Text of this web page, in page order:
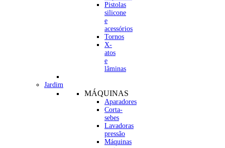
Pistolas
silicone
e
acessórios
Tornos
X-
atos
e
lâminas
Jardim
MÁQUINAS
Aparadores
Corta-
sebes
Lavadoras
pressão
Máquinas